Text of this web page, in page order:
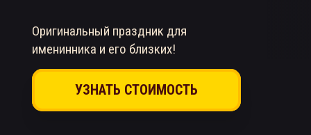
УЗНАТЬ СТОИМОСТЬ
Оригинальный праздник для
именинника и его близких!